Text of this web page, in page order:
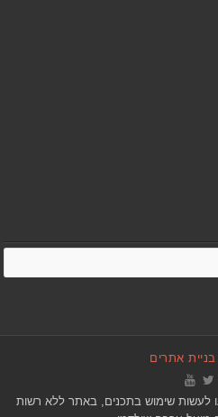
לעשות שימוש בתכנים, באתר ללא רשות